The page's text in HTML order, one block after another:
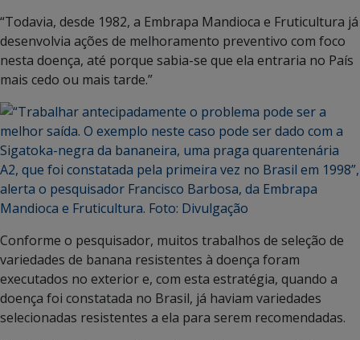
“Todavia, desde 1982, a Embrapa Mandioca e Fruticultura já
desenvolvia ações de melhoramento preventivo com foco
nesta doença, até porque sabia-se que ela entraria no País
mais cedo ou mais tarde.”
Conforme o pesquisador, muitos trabalhos de seleção de
variedades de banana resistentes à doença foram
executados no exterior e, com esta estratégia, quando a
doença foi constatada no Brasil, já haviam variedades
selecionadas resistentes a ela para serem recomendadas.